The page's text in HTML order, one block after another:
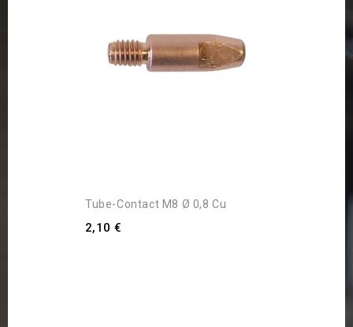
Tube-Contact M8 Ø 0,8 Cu
2,10 €